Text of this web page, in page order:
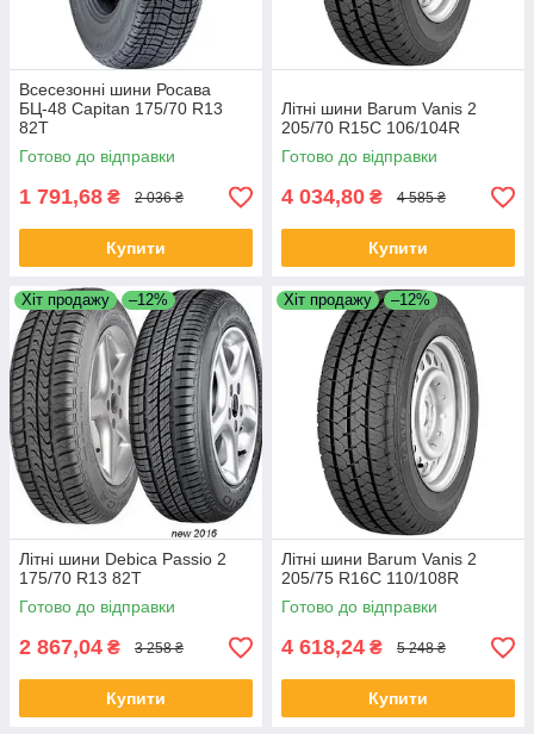
Всесезонні шини Росава
БЦ-48 Capitan 175/70 R13
82T
Готово до відправки
1 791,68 ₴ 2 036 ₴
Купити
Літні шини Barum Vanis 2
205/70 R15C 106/104R
Готово до відправки
4 034,80 ₴ 4 585 ₴
Купити
Хіт продажу –12%
Літні шини Debica Passio 2
175/70 R13 82T
Готово до відправки
2 867,04 ₴ 3 258 ₴
Купити
Хіт продажу –12%
Літні шини Barum Vanis 2
205/75 R16C 110/108R
Готово до відправки
4 618,24 ₴ 5 248 ₴
Купити